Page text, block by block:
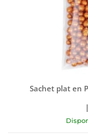
Sachet plat en